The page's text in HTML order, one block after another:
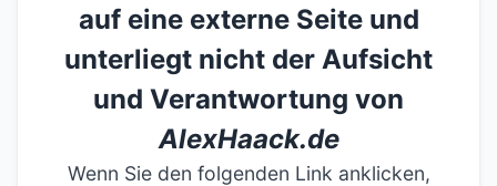
auf eine externe Seite und
unterliegt nicht der Aufsicht
und Verantwortung von
AlexHaack.de
Wenn Sie den folgenden Link anklicken,